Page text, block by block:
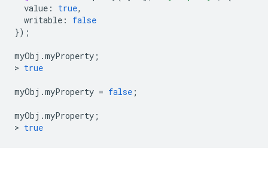
value : true,
writable :
false
});
myObj .myProperty ;
> true
myObj .myProperty = false ;
myObj .myProperty ;
> true